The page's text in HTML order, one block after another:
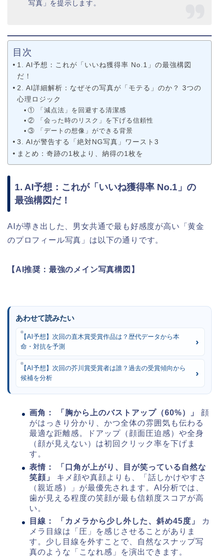
写真」を提示します。
目次
1. AI予想：これが「いいね獲得率 No.1」の最強構図
だ！
2. AI詳細解析：なぜその写真が「モテる」のか？ 3つの
心理ロジック
① 「減点法」を回避する清潔感
② 「会った時のリスク」を下げる信頼性
③ 「デートの想像」ができる背景
3. AIが警告する「絶対NG写真」ワースト3
まとめ：奇跡の1枚より、納得の1枚を
1. AI予想：これが「いいね獲得率 No.1」の
最強構図だ！
AIが導き出した、男女共通で最も好感度が高い「黄金
のプロフィール写真」は以下の通りです。
【AI推奨：最強のメイン写真構図】
あわせて読みたい
【AI予想】次回の直木賞受賞作品は？歴代データから本
命・対抗を予測
【AI予想】次回の芥川賞受賞者は誰？過去の受賞傾向から
候補を分析
画角： 「胸から上のバストアップ（60%）」
顔
がはっきり分かり、かつ全体の雰囲気も伝わる
最適な距離感。ドアップ（顔面圧迫感）や全身
（顔が見えない）は初回クリック率を下げま
す。
表情：
「口角が上がり、目が笑っている自然な
笑顔」
キメ顔や真顔よりも、「話しかけやすさ
（親近感）」が最優先されます。AI分析では、
歯が見える程度の笑顔が最も信頼度スコアが高
い。
目線：
「カメラから少し外した、斜め45度」
カ
メラ目線は「圧」を感じさせることがありま
す。少し目線を外すことで、自然なスナップ写
真のような「こなれ感」を演出できます。